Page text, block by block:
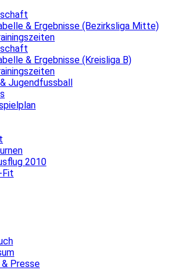
& Ergebnisse (Bezirksliga Mitte)
& Ergebnisse (Kreisliga B)
Jugendfussball
2010
Fit
Presse